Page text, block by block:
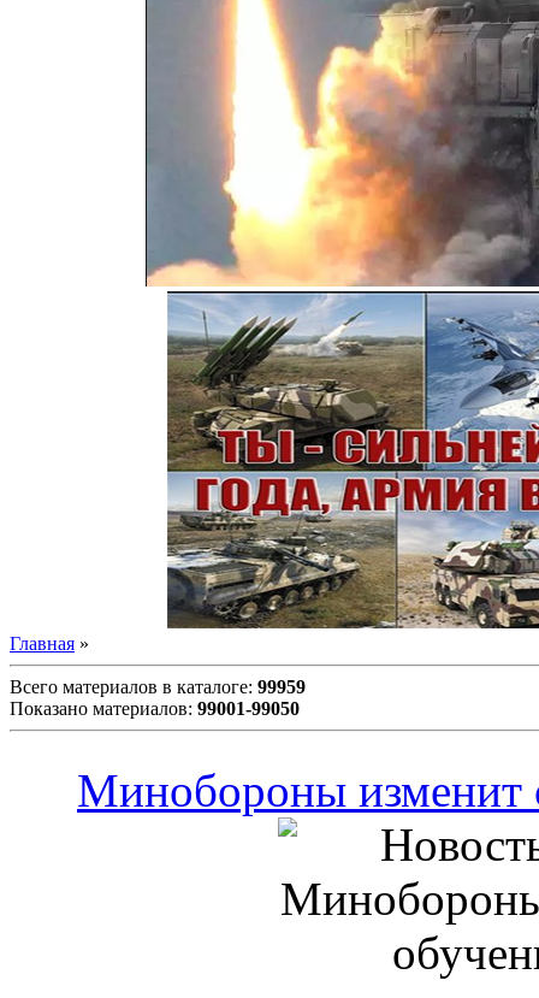
Главная »
Всего материалов в каталоге: 99959
Показано материалов: 99001-99050
Минобороны изменит